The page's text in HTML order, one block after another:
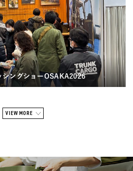
シングショーOSAKA2026
VIEW MORE